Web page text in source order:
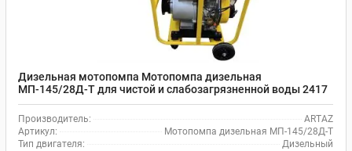
Дизельная мотопомпа Мотопомпа дизельная
МП-145/28Д-Т для чистой и слабозагрязненной воды 2417
л/м, 6 дюймов (150мм)
Производитель:
ARTAZ
Артикул:
Мотопомпа дизельная МП-145/28Д-Т
Тип двигателя:
Дизельный